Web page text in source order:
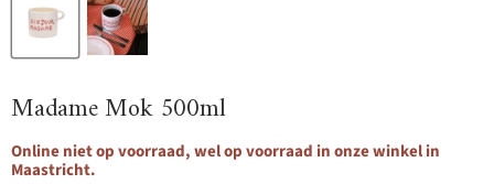
Madame Mok 500ml
Online niet op voorraad, wel op voorraad in onze winkel in
Maastricht.